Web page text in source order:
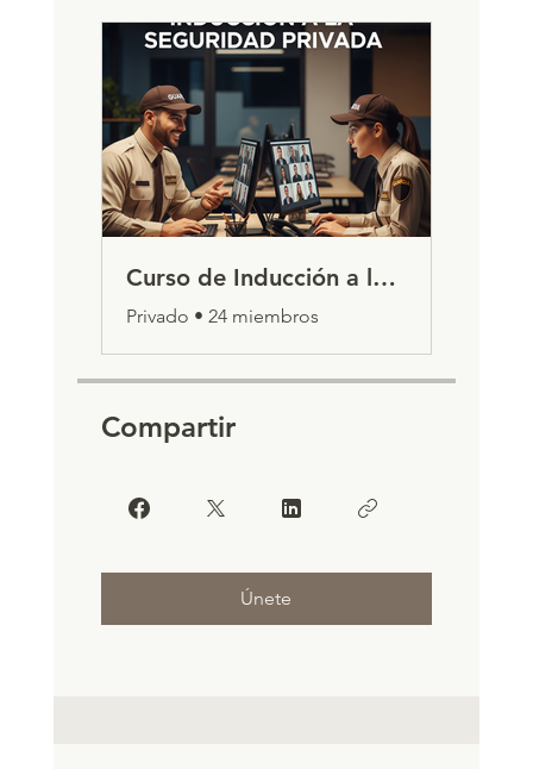
Curso de Inducción a la Seguridad Privada
Privado • 24 miembros
Compartir
Únete